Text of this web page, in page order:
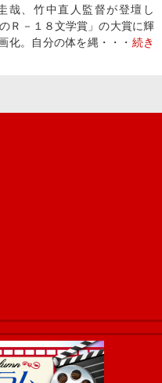
哉、竹中直人監督が登壇し
Ｒ－１８文学賞」の大賞に輝
化。自分の体を縄・・・ 続き